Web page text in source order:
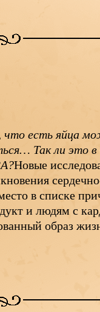
что есть яйца
Так ли это в
Новые
в списке
и людям с
образ